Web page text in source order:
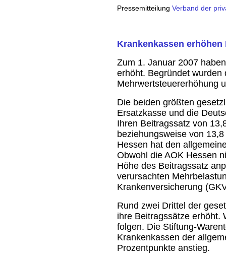
Pressemitteilung Verband der
Krankenkassen erhöhen
Zum 1. Januar 2007
erhöht. Begründet
Mehrwertsteuererhöhung
Die beiden größten
Ersatzkasse und die
Ihren Beitragssatz von
beziehungsweise von
Hessen hat den
Obwohl die AOK Hessen
Höhe des Beitragssatz
verursachten
Krankenversicherung
Rund zwei Drittel der
ihre Beitragssätze erhöht.
folgen. Die Stiftung-
Krankenkassen der
Prozentpunkte anstieg.